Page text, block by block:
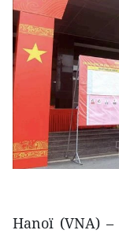
Hanoï (VNA)